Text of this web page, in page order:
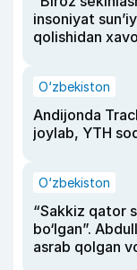
insoniyat
qolishidan
O‘zbekiston
Andijonda
joylab, YTH
O‘zbekiston
“Sakkiz qator
bo‘lgan”.
asrab qolgan